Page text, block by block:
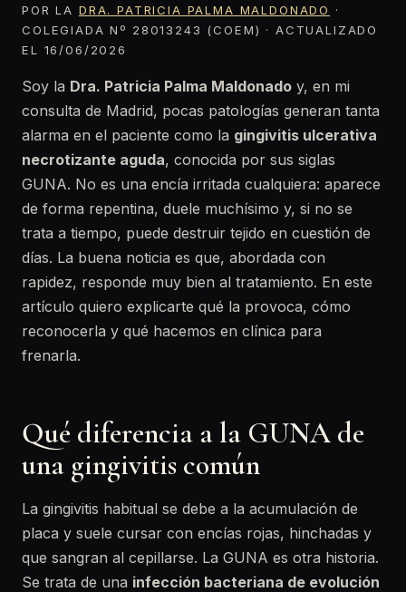
POR LA DRA. PATRICIA PALMA MALDONADO
·
COLEGIADA Nº 28013243 (COEM) · ACTUALIZADO
EL 16/06/2026
Soy la Dra. Patricia Palma Maldonado y, en mi
consulta de Madrid, pocas patologías generan tanta
alarma en el paciente como la gingivitis ulcerativa
necrotizante aguda, conocida por sus siglas
GUNA. No es una encía irritada cualquiera: aparece
de forma repentina, duele muchísimo y, si no se
trata a tiempo, puede destruir tejido en cuestión de
días. La buena noticia es que, abordada con
rapidez, responde muy bien al tratamiento. En este
artículo quiero explicarte qué la provoca, cómo
reconocerla y qué hacemos en clínica para
frenarla.
Qué diferencia a la GUNA de
una gingivitis común
La gingivitis habitual se debe a la acumulación de
placa y suele cursar con encías rojas, hinchadas y
que sangran al cepillarse. La GUNA es otra historia.
Se trata de una infección bacteriana de evolución